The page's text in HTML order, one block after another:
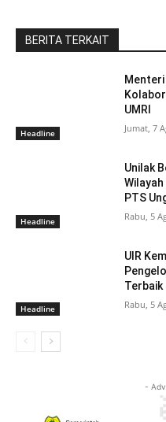
BERITA TERKAIT
Headline
UMRI
Jumat, 7
Headline
Unilak
PTS
Rabu, 5
Headline
UIR
Terbaik
Rabu, 5
-